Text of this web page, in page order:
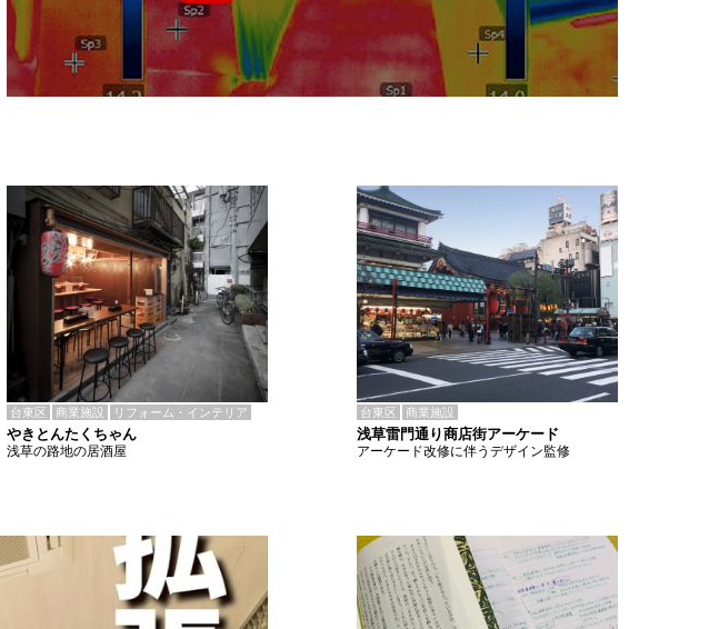
台東区 商業施設 リフォーム・インテリア
やきとんたくちゃん
浅草の路地の居酒屋
台東区 商業施設
浅草雷門通り商店街アーケード
アーケード改修に伴うデザイン監修